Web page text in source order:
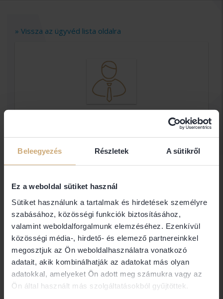
Beleegyezés Részletek A sütikről
Ez a weboldal sütiket használ
Sütiket használunk a tartalmak és hirdetések személyre
szabásához, közösségi funkciók biztosításához,
valamint weboldalforgalmunk elemzéséhez. Ezenkívül
közösségi média-, hirdető- és elemező partnereinkkel
megosztjuk az Ön weboldalhasználatra vonatkozó
adatait, akik kombinálhatják az adatokat más olyan
adatokkal, amelyeket Ön adott meg számukra vagy az
Ön által használt más szolgáltatásokból gyűjtöttek.
» Vissza az ügyvéd lista oldalra
Dr. Timárné Dr. Kaló Éva
Ügyvéd
Ügyvéd
Elérhetőségek
3525 Miskolc
Amennyiben nem találja a keresett ügyvéd
elérhetőségét (email, telefon), abban az esetben